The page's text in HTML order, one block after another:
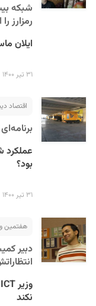
شبکه
رمزارز
ایلان
۳۱ تیر ۱۴۰۰
اقتصاد
بود؟
۳۱ تیر ۱۴۰۰
هفتمین
دبیر
نکند